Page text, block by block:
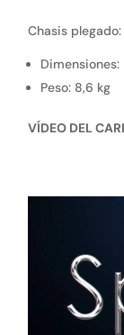
Chasis plegado:
Peso: 8,6 kg
VÍDEO DEL